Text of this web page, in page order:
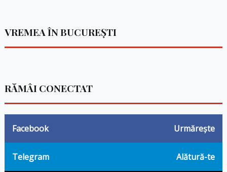
VREMEA ÎN BUCUREȘTI
RĂMÂI CONECTAT
Facebook Urmărește
Telegram Alătură-te